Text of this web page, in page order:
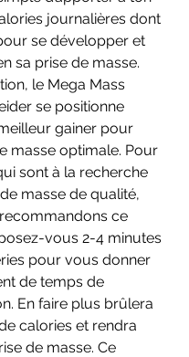
journalières dont
se développer et
sa prise de masse.
le Mega Mass
se positionne
gainer pour
masse optimale. Pour
sont à la recherche
masse de qualité,
ce
vous 2-4 minutes
pour vous donner
de temps de
En faire plus brûlera
calories et rendra
de masse. Ce